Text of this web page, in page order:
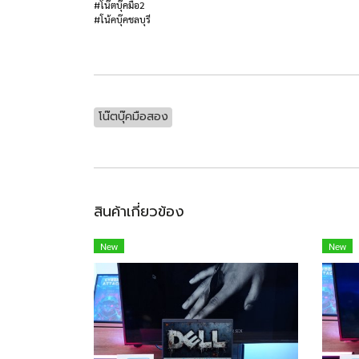
#โน๊ตบุ๊คมือ2
#โน้คบุ๊คชลบุรี
โน๊ตบุ๊คมือสอง
สินค้าเกี่ยวข้อง
New New